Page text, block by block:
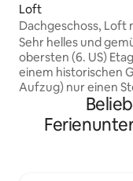
Loft
Dachgeschoss, Loft
Balkon über dem
Sehr helles und
obersten (6. US)
einem historischen
Aufzug) nur einen
Hafen entfernt.
Osten ausgerichtet
freien Blick auf den